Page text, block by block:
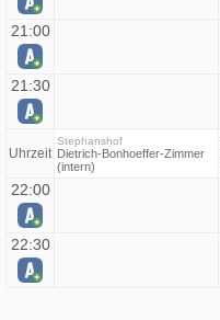
21:00
21:30
Uhrzeit
Stephanshof
Dietrich-Bonhoeffer-Zimmer
(intern)
22:00
22:30